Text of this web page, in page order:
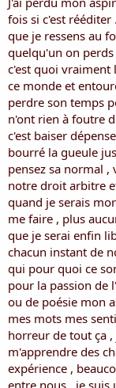
l
a
d
i
c
u
s
s
i
o
b
u
t
fois si c'est
que je ressens au
quelqu'un on perds
c'est quoi vraiment
ce monde et
perdre son temps
n'ont rien à foutre
c'est baiser
bourré la gueule
pensez sa normal
notre droit arbitre
quand je serais
me faire , plus
que je serai enfin
chacun instant de
qui pour quoi ce
pour la passion de
ou de poésie mon
mes mots mes
horreur de tout ça
m'apprendre des
expérience ,
entre nous . je suis